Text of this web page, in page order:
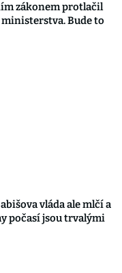
zákonem protlačil
Bude to
vláda ale mlčí a
počasí jsou trvalými